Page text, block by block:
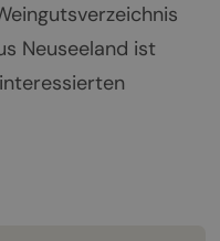
Neuseeland ist